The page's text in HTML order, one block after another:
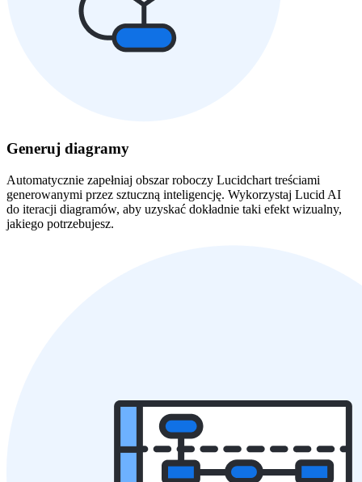
Generuj diagramy
Automatycznie zapełniaj obszar roboczy Lucidchart treściami
generowanymi przez sztuczną inteligencję. Wykorzystaj Lucid AI
do iteracji diagramów, aby uzyskać dokładnie taki efekt wizualny,
jakiego potrzebujesz.